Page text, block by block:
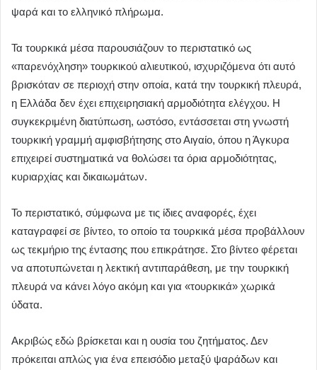
ψαρά και το ελληνικό πλήρωμα.
Τα τουρκικά μέσα παρουσιάζουν το περιστατικό ως
«παρενόχληση» τουρκικού αλιευτικού, ισχυριζόμενα ότι αυτό
βρισκόταν σε περιοχή στην οποία, κατά την τουρκική πλευρά,
η Ελλάδα δεν έχει επιχειρησιακή αρμοδιότητα ελέγχου. Η
συγκεκριμένη διατύπωση, ωστόσο, εντάσσεται στη γνωστή
τουρκική γραμμή αμφισβήτησης στο Αιγαίο, όπου η Άγκυρα
επιχειρεί συστηματικά να θολώσει τα όρια αρμοδιότητας,
κυριαρχίας και δικαιωμάτων.
Το περιστατικό, σύμφωνα με τις ίδιες αναφορές, έχει
καταγραφεί σε βίντεο, το οποίο τα τουρκικά μέσα προβάλλουν
ως τεκμήριο της έντασης που επικράτησε. Στο βίντεο φέρεται
να αποτυπώνεται η λεκτική αντιπαράθεση, με την τουρκική
πλευρά να κάνει λόγο ακόμη και για «τουρκικά» χωρικά
ύδατα.
Ακριβώς εδώ βρίσκεται και η ουσία του ζητήματος. Δεν
πρόκειται απλώς για ένα επεισόδιο μεταξύ ψαράδων και